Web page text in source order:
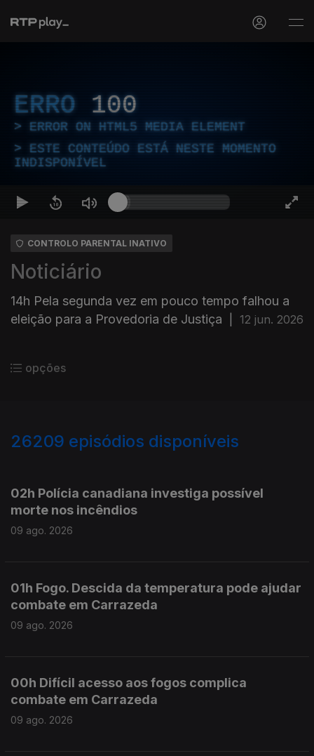
ERRO 100
ERROR ON HTML5 MEDIA ELEMENT
ESTE CONTEÚDO ESTÁ NESTE MOMENTO
INDISPONÍVEL
CONTROLO PARENTAL INATIVO
Noticiário
14h Pela segunda vez em pouco tempo falhou a
eleição para a Provedoria de Justiça
12 jun. 2026
opções
26209 episódios disponíveis
02h Polícia canadiana investiga possível
morte nos incêndios
09 ago. 2026
01h Fogo. Descida da temperatura pode ajudar
combate em Carrazeda
09 ago. 2026
00h Difícil acesso aos fogos complica
combate em Carrazeda
09 ago. 2026